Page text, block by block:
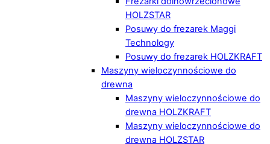
HOLZSTAR
Posuwy do frezarek Maggi
Technology
Posuwy do frezarek HOLZKRAFT
Maszyny wieloczynnościowe do
drewna
Maszyny wieloczynnościowe do
drewna HOLZKRAFT
Maszyny wieloczynnościowe do
drewna HOLZSTAR